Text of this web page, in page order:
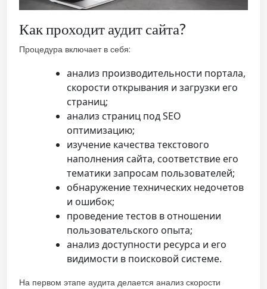
Как проходит аудит сайта?
Процедура включает в себя:
анализ производительности портала,
скорости открывания и загрузки его
страниц;
анализ страниц под SEO
оптимизацию;
изучение качества текстового
наполнения сайта, соответствие его
тематики запросам пользователей;
обнаружение технических недочетов
и ошибок;
проведение тестов в отношении
пользовательского опыта;
анализ доступности ресурса и его
видимости в поисковой системе.
На первом этапе аудита делается анализ скорости